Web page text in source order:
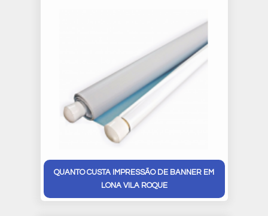
QUANTO CUSTA IMPRESSÃO DE BANNER EM
LONA VILA ROQUE